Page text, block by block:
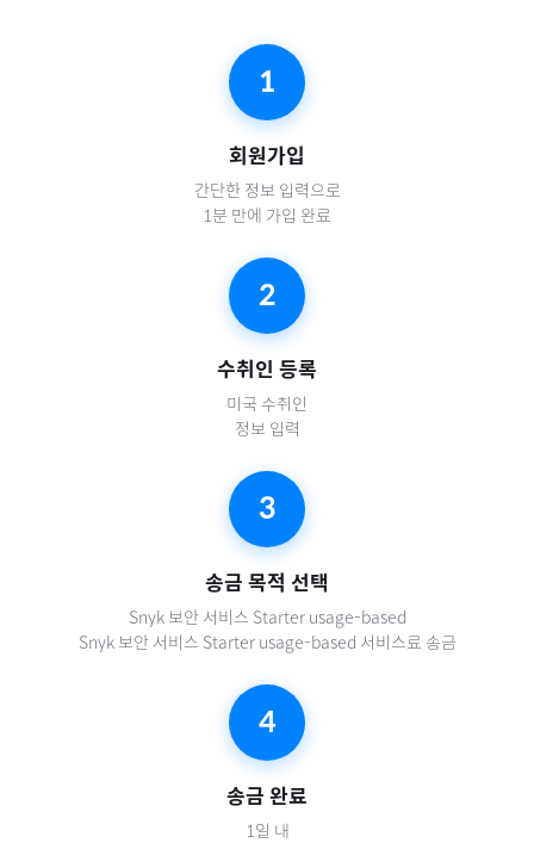
1
회원가입
간단한 정보 입력으로
1분 만에 가입 완료
2
수취인 등록
미국 수취인
정보 입력
3
송금 목적 선택
Snyk 보안 서비스 Starter usage-based
Snyk 보안 서비스 Starter usage-based 서비스료 송금
4
송금 완료
1일 내